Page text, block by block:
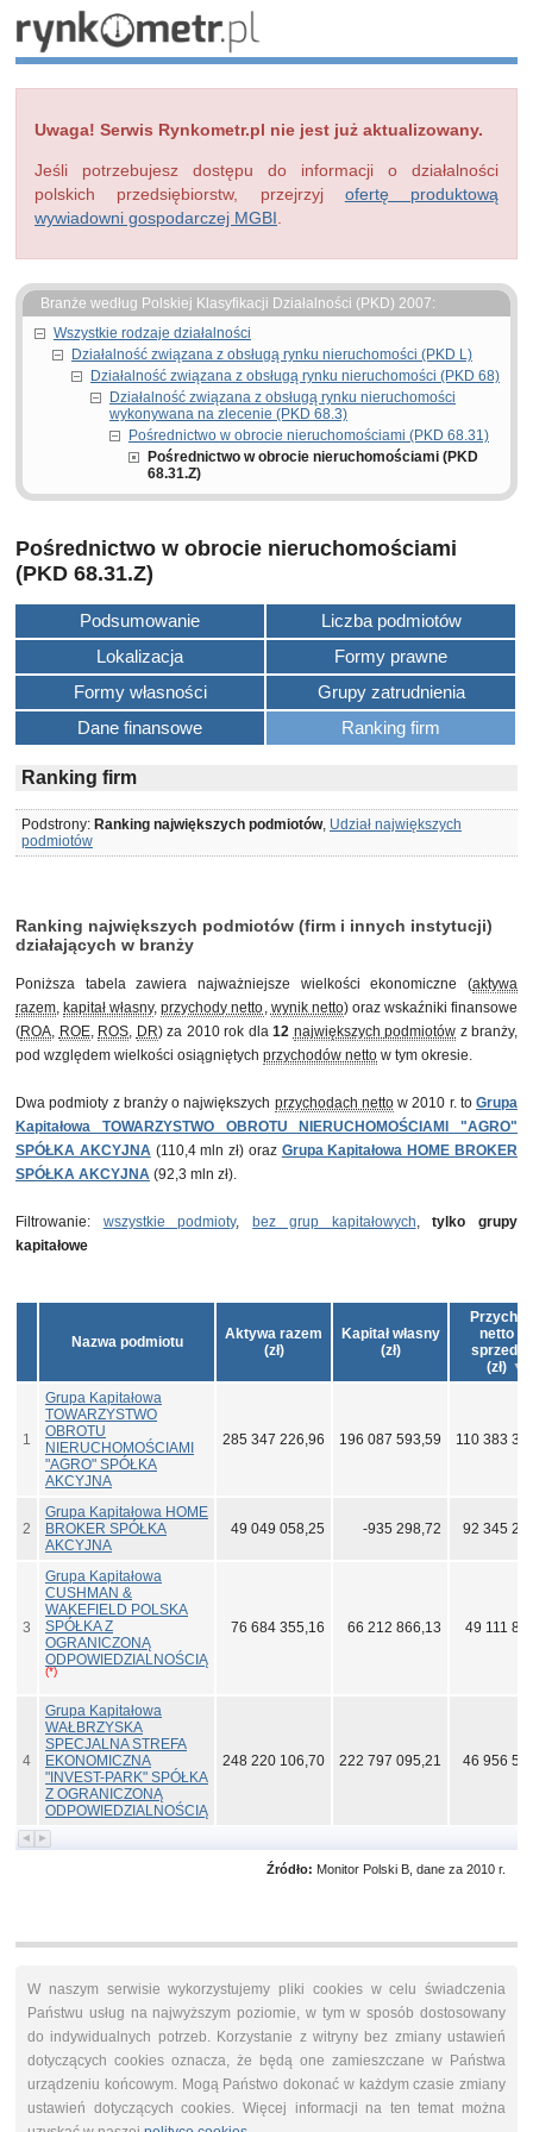
Uwaga! Serwis Rynkometr.pl nie jest już aktualizowany.
Jeśli potrzebujesz dostępu do informacji o działalności
polskich przedsiębiorstw, przejrzyj ofertę produktową
wywiadowni gospodarczej MGBI
Branże według Polskiej Klasyfikacji Działalności (PKD) 2007:
Wszystkie rodzaje działalności
Działalność związana z obsługą rynku nieruchomości (PKD L)
Działalność związana z obsługą rynku nieruchomości (PKD 68)
Działalność związana z obsługą rynku nieruchomości
wykonywana na zlecenie (PKD 68.3)
Pośrednictwo w obrocie nieruchomościami (PKD 68.31)
Pośrednictwo w obrocie nieruchomościami (PKD
68.31.Z)
Pośrednictwo w obrocie nieruchomościami
(PKD 68.31.Z)
Podsumowanie
Liczba podmiotów
Lokalizacja
Formy prawne
Formy własności
Grupy zatrudnienia
Dane finansowe
Ranking firm
Ranking firm
Podstrony: Ranking największych podmiotów, Udział największych
podmiotów
Ranking największych podmiotów (firm i innych instytucji)
działających w branży
Poniższa tabela zawiera najważniejsze wielkości ekonomiczne (aktywa
razem, kapitał własny,przychody netto, wynik netto) oraz wskaźniki finansowe
(ROA, ROE, ROS, DR) za 2010 rok dla 12 największych podmiotów z branży,
pod względem wielkości osiągniętych przychodów netto w tym okresie.
Dwa podmioty z branży o największych przychodach nettow 2010 r. to Grupa
Kapitałowa TOWARZYSTWO OBROTU NIERUCHOMOŚCIAMI "AGRO"
SPÓŁKA AKCYJNA(110,4 mln zł) oraz Grupa Kapitałowa HOME BROKER
SPÓŁKA AKCYJNA (92,3 mln zł).
Filtrowanie: wszystkie podmioty, bez grup kapitałowych,tylko grupy
kapitałowe
Nazwa podmiotu
Aktywa razem
(zł)
Kapitał własny
(zł)
netto ze
(zł)
1
Grupa Kapitałowa
TOWARZYSTWO
OBROTU
NIERUCHOMOŚCIAMI
"AGRO" SPÓŁKA
AKCYJNA
285 347 226,96 196 087 593,59 110 383
2
Grupa Kapitałowa HOME
BROKER SPÓŁKA
AKCYJNA
49 049 058,25 -935 298,72 92 345
3
Grupa Kapitałowa
CUSHMAN &
WAKEFIELD POLSKA
SPÓŁKA Z
OGRANICZONĄ
ODPOWIEDZIALNOŚCIĄ
(*)
76 684 355,16 66 212 866,13 49 111
4
Grupa Kapitałowa
WAŁBRZYSKA
SPECJALNA STREFA
EKONOMICZNA
"INVEST-PARK" SPÓŁKA
Z OGRANICZONĄ
ODPOWIEDZIALNOŚCIĄ
248 220 106,70 222 797 095,21 46 956
Źródło: Monitor Polski B, dane za 2010 r.
W naszym serwisie wykorzystujemy pliki cookies w celu świadczenia
Państwu usług na najwyższym poziomie, w tym w sposób dostosowany
do indywidualnych potrzeb. Korzystanie z witryny bez zmiany ustawień
dotyczących cookies oznacza, że będą one zamieszczane w Państwa
urządzeniu końcowym. Mogą Państwo dokonać w każdym czasie zmiany
ustawień dotyczących cookies. Więcej informacji na ten temat można